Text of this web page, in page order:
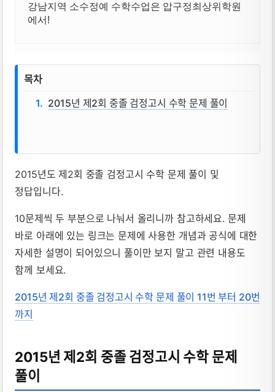
강남지역 소수정예 수학수업은 압구정최상위학원
에서!
목차
2015년 제2회 중졸 검정고시 수학 문제 풀이
2015년도 제2회 중학교 졸업학력 검정
2015년도 제2회 중졸 검정고시 수학 문제 풀이 및
정답입니다.
10문제씩 두 부분으로 나눠서 올리니까 참고하세요. 문제
바로 아래에 있는 링크는 문제에 사용한 개념과 공식에 대한
자세한 설명이 되어있으니 풀이만 보지 말고 관련 내용도
함께 보세요.
2015년 제2회 중졸 검정고시 수학 문제 풀이 11번 부터 20번
까지
2015년 제2회 중졸 검정고시 수학 문제
풀이